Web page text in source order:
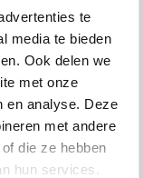
te
media te bieden
Ook delen we
met onze
en analyse. Deze
met andere
die ze hebben
hun services.
activiteiten
koud
in de auto)